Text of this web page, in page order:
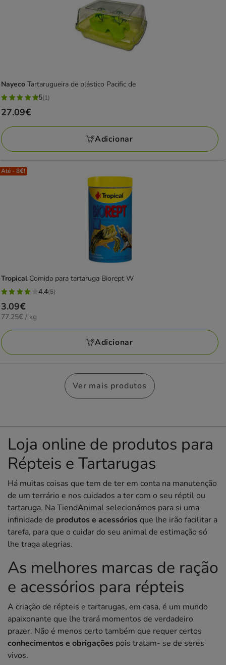
Nayeco Tartarugueira de plástico Pacific de
5
estrelas
com
1
avaliações
5(1)
Preço
27.09€
27.09€
Adicionar
Até - 8€!
Tropical Comida para tartaruga Biorept W
4.4
estrelas
com
5
avaliações
4.4(5)
Preço
3.09€
3.09€
77.25€
KG
77.25€ / kg
Adicionar
Ver mais produtos
Loja online de produtos para
Répteis e Tartarugas
Há muitas coisas que tem de ter em conta na manutenção
de um terrário e nos cuidados a ter com o seu réptil ou
tartaruga. Na TiendAnimal selecionámos para si uma
infinidade de produtos e acessórios que lhe irão facilitar a
tarefa, para que o cuidar do seu animal de estimação só
lhe traga alegrias.
As melhores marcas de ração
e acessórios para répteis
A criação de répteis e tartarugas, em casa, é um mundo
apaixonante que lhe trará momentos de verdadeiro
prazer. Não é menos certo também que requer certos
conhecimentos e obrigações pois tratam- se de seres
vivos.